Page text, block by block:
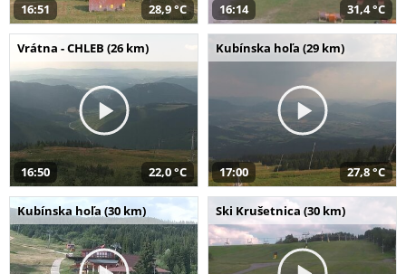
16:51 28,9 °C 16:14 31,4 °C
Vrátna - CHLEB (26 km)
16:50 22,0 °C
Kubínska hoľa (29 km)
17:00 27,8 °C
Kubínska hoľa (30 km) Ski Krušetnica (30 km)